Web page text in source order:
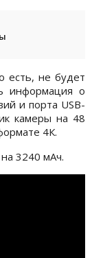
есть, не будет
информация о
и порта USB-
камеры на 48
4К.
3240 мАч.